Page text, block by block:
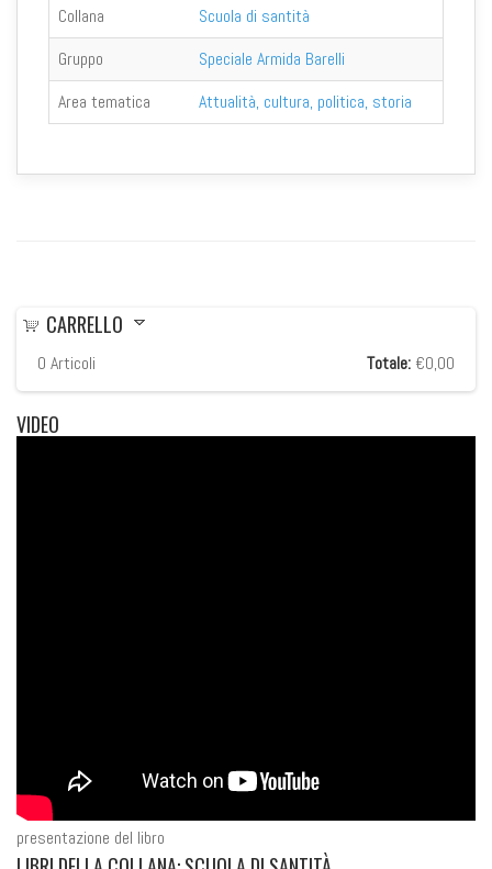
Collana
Scuola di santità
Gruppo
Speciale Armida Barelli
Area tematica
Attualità, cultura, politica, storia
CARRELLO
0 Articoli Totale: €0,00
VIDEO
presentazione del libro